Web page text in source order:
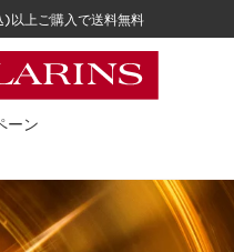
)以上ご購入で送料無料
ーン